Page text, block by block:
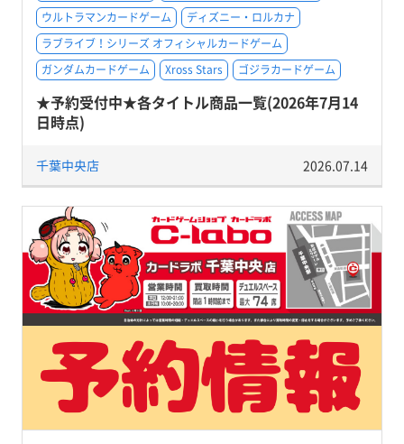
ウルトラマンカードゲーム
ディズニー・ロルカナ
ラブライブ！シリーズ オフィシャルカードゲーム
ガンダムカードゲーム
Xross Stars ゴジラカードゲーム
★予約受付中★各タイトル商品一覧(2026年7月14
日時点)
千葉中央店 2026.07.14